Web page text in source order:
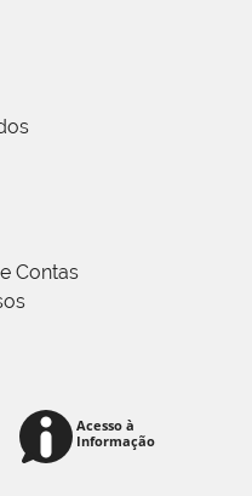
Contas